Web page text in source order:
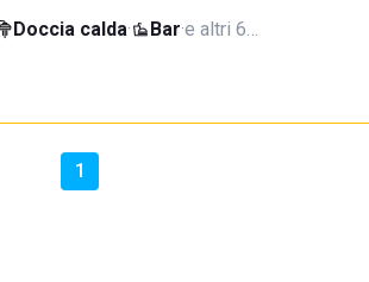
Doccia calda· Bar·e altri 6…
1